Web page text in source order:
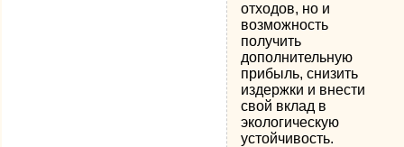
отходов, но и
возможность
получить
дополнительную
прибыль, снизить
издержки и внести
свой вклад в
экологическую
устойчивость.